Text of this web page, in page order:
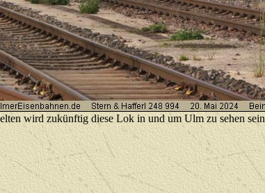
wird zukünftig diese Lok in und um Ulm zu sehen sein